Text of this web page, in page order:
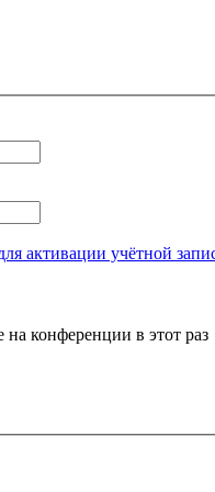
активации учётной
конференции в этот раз